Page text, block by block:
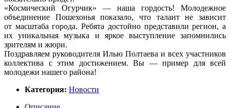
«Космический Огурчик» — наша гордость! Молодежное
объединение Пошехонья показало, что талант не зависит
от масштаба города. Ребята достойно представили регион, а
их уникальная музыка и яркое выступление запомнились
зрителям и жюри.
Поздравляем руководителя Илью Полтаева и всех участников
коллектива с этим достижением. Вы — пример для всей
молодежи нашего района!
Категория: Новости